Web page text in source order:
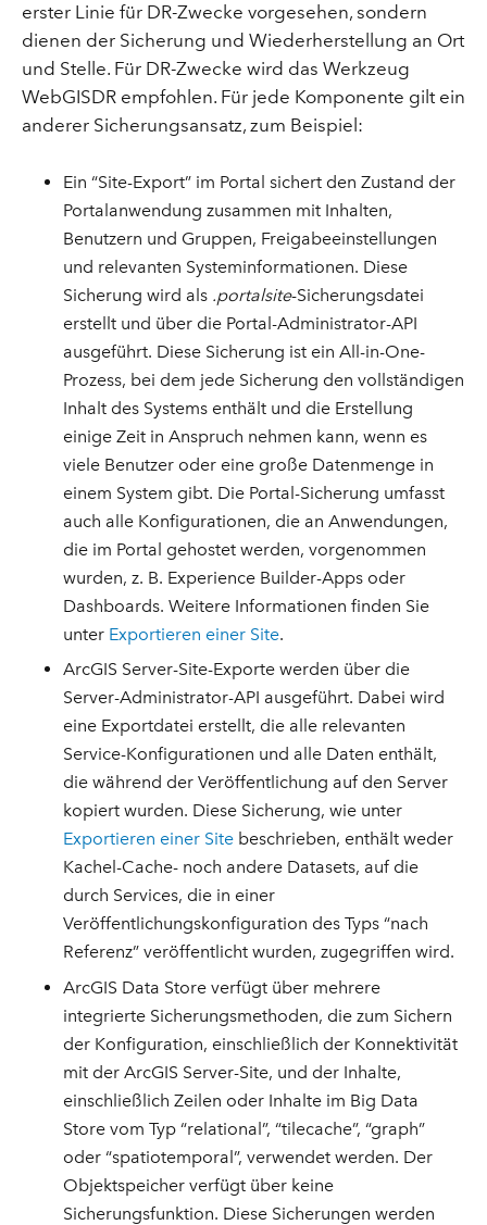
erster Linie für DR-Zwecke vorgesehen, sondern
dienen der Sicherung und Wiederherstellung an Ort
und Stelle. Für DR-Zwecke wird das Werkzeug
WebGISDR empfohlen. Für jede Komponente gilt ein
anderer Sicherungsansatz, zum Beispiel:
Ein “Site-Export” im Portal sichert den Zustand der
Portalanwendung zusammen mit Inhalten,
Benutzern und Gruppen, Freigabeeinstellungen
und relevanten Systeminformationen. Diese
Sicherung wird als .portalsite-Sicherungsdatei
erstellt und über die Portal-Administrator-API
ausgeführt. Diese Sicherung ist ein All-in-One-
Prozess, bei dem jede Sicherung den vollständigen
Inhalt des Systems enthält und die Erstellung
einige Zeit in Anspruch nehmen kann, wenn es
viele Benutzer oder eine große Datenmenge in
einem System gibt. Die Portal-Sicherung umfasst
auch alle Konfigurationen, die an Anwendungen,
die im Portal gehostet werden, vorgenommen
wurden, z. B. Experience Builder-Apps oder
Dashboards. Weitere Informationen finden Sie
unter Exportieren einer Site.
ArcGIS Server-Site-Exporte werden über die
Server-Administrator-API ausgeführt. Dabei wird
eine Exportdatei erstellt, die alle relevanten
Service-Konfigurationen und alle Daten enthält,
die während der Veröffentlichung auf den Server
kopiert wurden. Diese Sicherung, wie unter
Exportieren einer Site beschrieben, enthält weder
Kachel-Cache- noch andere Datasets, auf die
durch Services, die in einer
Veröffentlichungskonfiguration des Typs “nach
Referenz” veröffentlicht wurden, zugegriffen wird.
ArcGIS Data Store verfügt über mehrere
integrierte Sicherungsmethoden, die zum Sichern
der Konfiguration, einschließlich der Konnektivität
mit der ArcGIS Server-Site, und der Inhalte,
einschließlich Zeilen oder Inhalte im Big Data
Store vom Typ “relational”, “tilecache”, “graph”
oder “spatiotemporal”, verwendet werden. Der
Objektspeicher verfügt über keine
Sicherungsfunktion. Diese Sicherungen werden